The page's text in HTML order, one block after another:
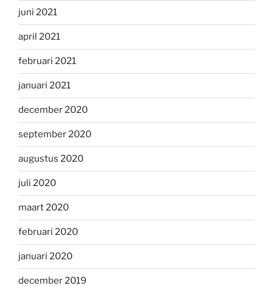
juni 2021
april 2021
februari 2021
januari 2021
december 2020
september 2020
augustus 2020
juli 2020
maart 2020
februari 2020
januari 2020
december 2019